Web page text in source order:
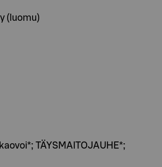
(luomu)
TÄYSMAITOJAUHE*;